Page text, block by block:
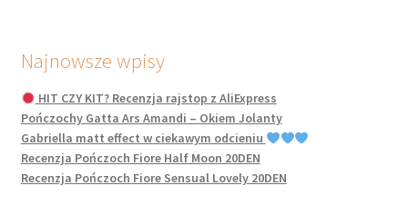
Najnowsze wpisy
HIT CZY KIT? Recenzja rajstop z AliExpress
Pończochy Gatta Ars Amandi – Okiem Jolanty
Gabriella matt effect w ciekawym odcieniu
Recenzja Pończoch Fiore Half Moon 20DEN
Recenzja Pończoch Fiore Sensual Lovely 20DEN